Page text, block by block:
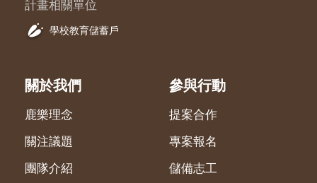
計畫相關單位
學校教育儲蓄戶
關於我們
鹿樂理念
關注議題
團隊介紹
參與行動
提案合作
專案報名
儲備志工